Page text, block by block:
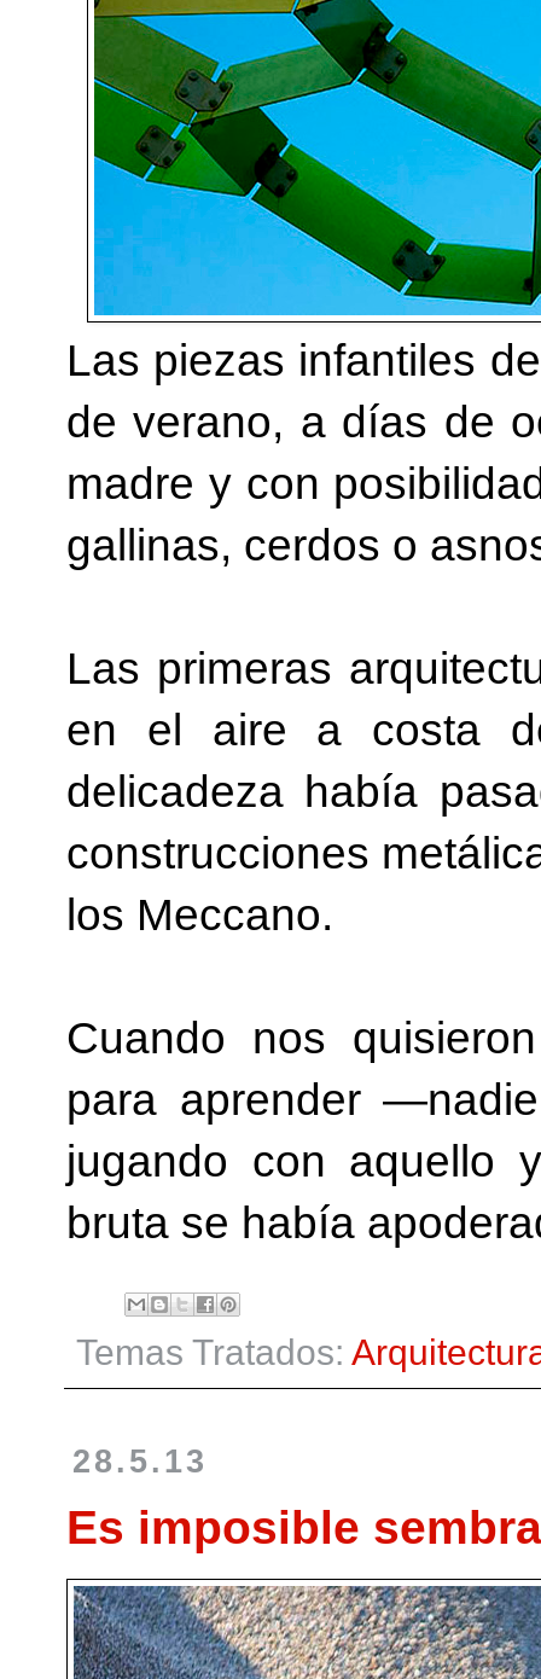
Las piezas infantiles
de verano, a días de
madre y con
gallinas, cerdos o
Las primeras
en el aire a costa
delicadeza había
construcciones
los Meccano.
Cuando nos
para aprender
jugando con aquello
bruta se había
Temas Tratados:
28.5.13
Es imposible